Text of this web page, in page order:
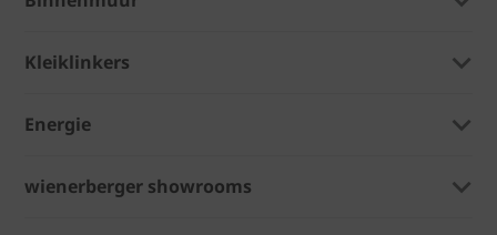
Kleiklinkers
Energie
wienerberger showrooms